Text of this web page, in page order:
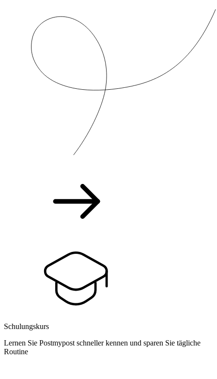
Schulungskurs
Lernen Sie Postmypost schneller kennen und sparen Sie tägliche
Routine